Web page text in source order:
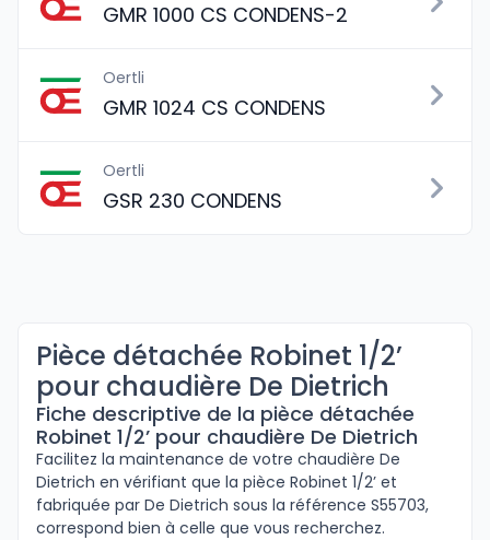
GMR 1000 CS CONDENS-2
Oertli
GMR 1024 CS CONDENS
Oertli
GSR 230 CONDENS
Pièce détachée Robinet 1/2’
pour chaudière De Dietrich
Fiche descriptive de la pièce détachée
Robinet 1/2’ pour chaudière De Dietrich
Facilitez la maintenance de votre chaudière De
Dietrich en vérifiant que la pièce Robinet 1/2’ et
fabriquée par De Dietrich sous la référence S55703,
correspond bien à celle que vous recherchez.